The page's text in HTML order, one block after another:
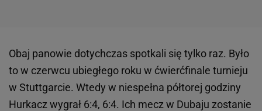
Obaj panowie dotychczas spotkali się tylko raz. Było
to w czerwcu ubiegłego roku w ćwierćfinale turnieju
w Stuttgarcie. Wtedy w niespełna półtorej godziny
Hurkacz wygrał 6:4, 6:4. Ich mecz w Dubaju zostanie